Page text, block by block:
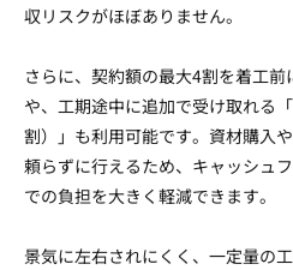
収リスクがほぼありません。
さらに、契約額の最大4割を着工前
や、工期途中に追加で受け取れる
割）」も利用可能です。資材購入
頼らずに行えるため、キャッシュ
での負担を大きく軽減できます。
景気に左右されにくく、一定量の